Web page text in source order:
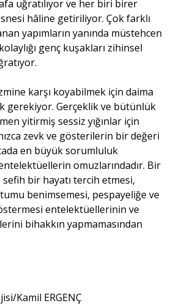
uğratılıyor ve her biri birer
hâline getiriliyor. Çok farklı
yapımların yanında müstehcen
genç kuşakları zihinsel
karşı koyabilmek için daima
gerekiyor. Gerçeklik ve bütünlük
yitirmiş sessiz yığınlar için
zevk ve gösterilerin bir değeri
en büyük sorumluluk
omuzlarındadır. Bir
bir hayatı tercih etmesi,
benimsemesi, pespayeliğe ve
entelektüellerinin ve
bihakkın yapmamasından
Kamil ERGENÇ